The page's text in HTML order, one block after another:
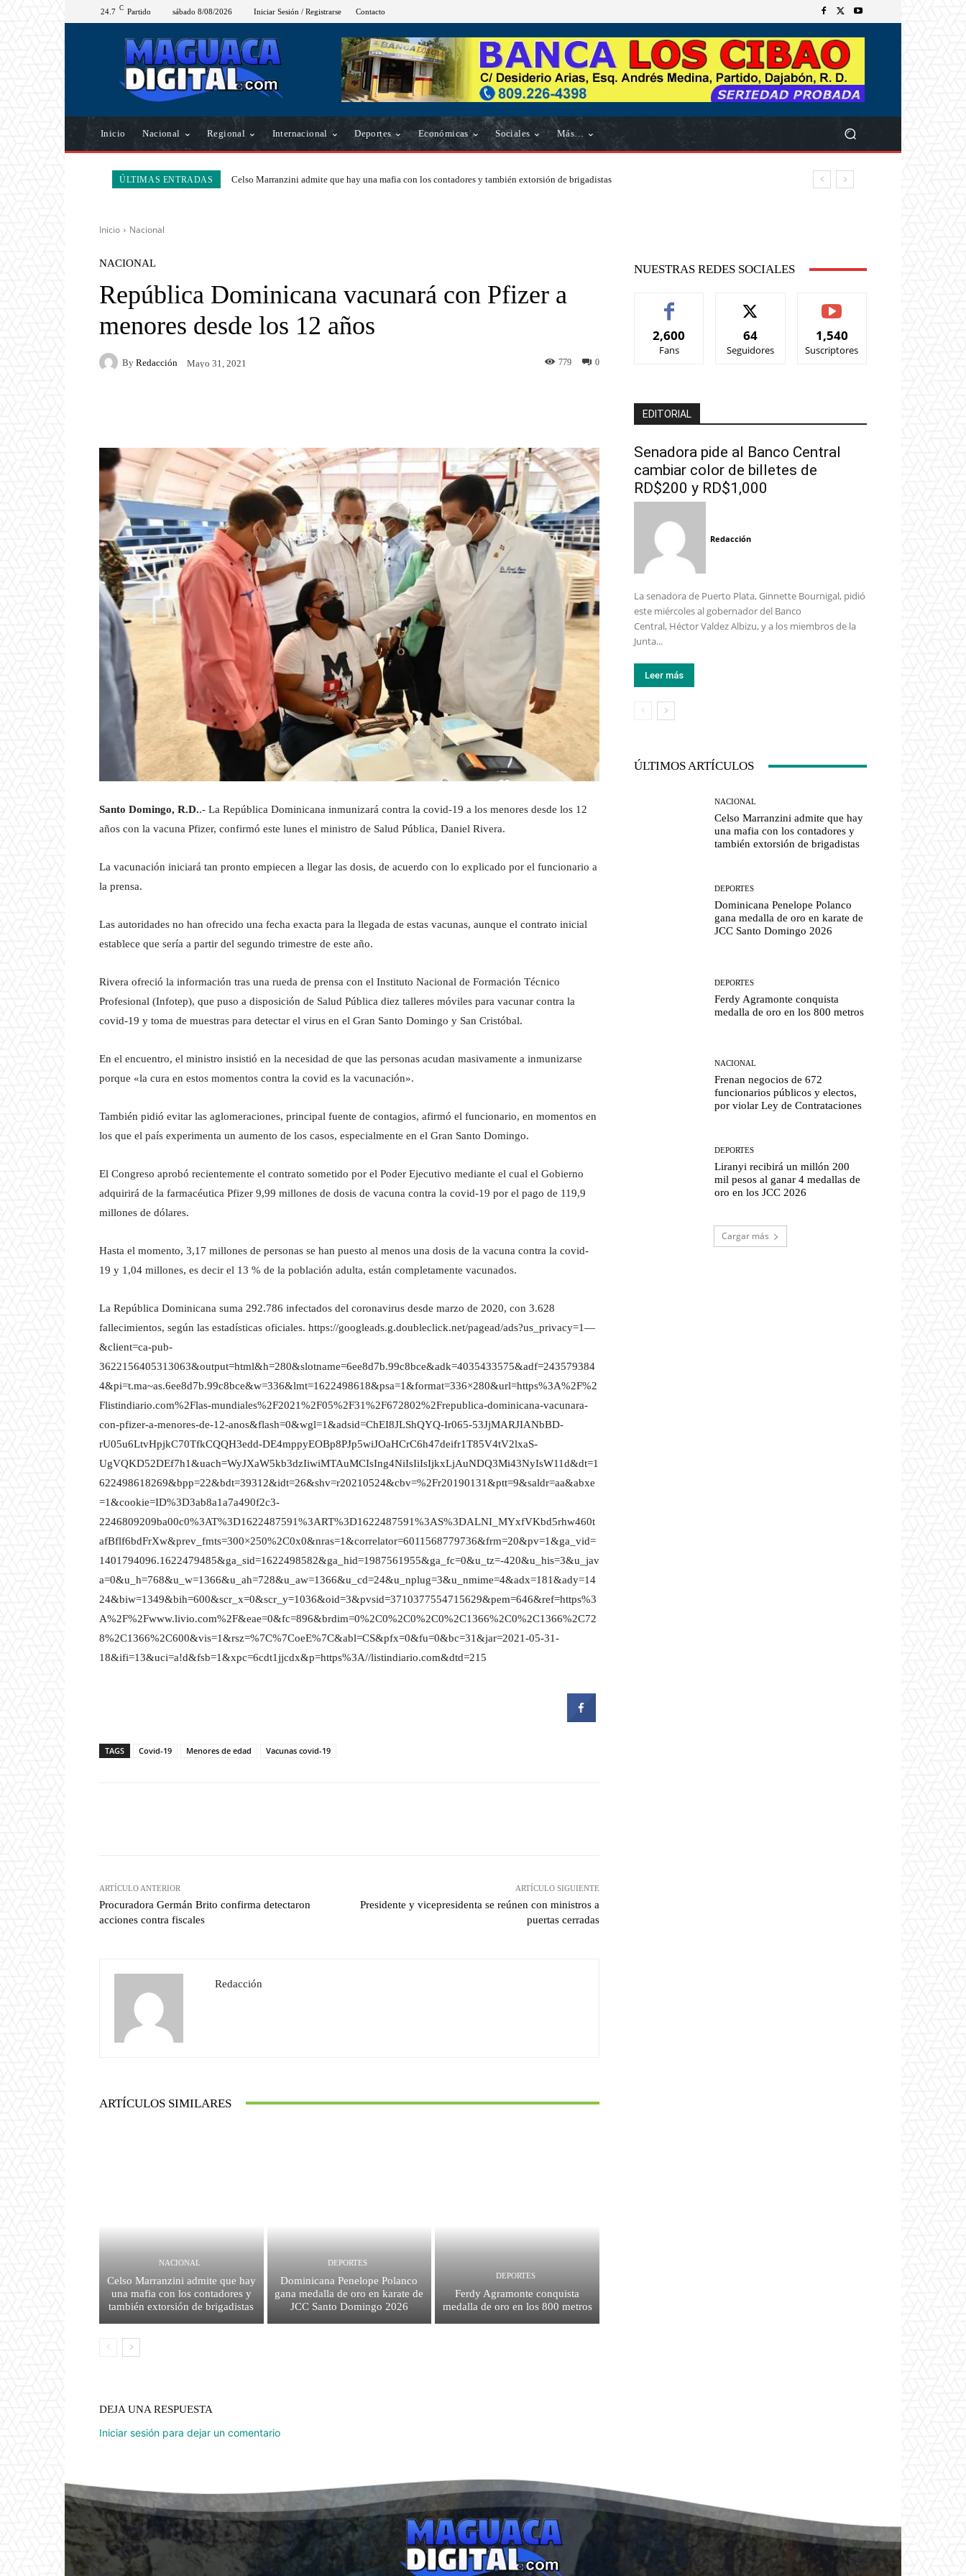
24.7 C Partido sábado 8/08/2026 Iniciar Sesión / Registrarse Contacto
Inicio Nacional Regional Internacional Deportes Económicas Sociales Más…
ÚLTIMAS ENTRADAS Celso Marranzini admite que hay una mafia con los contadores y también extorsión de brigadistas
Inicio Nacional
NACIONAL
República Dominicana vacunará con Pfizer a
menores desde los 12 años
By Redacción Mayo 31, 2021 0
779
Santo Domingo, R.D..- La República Dominicana inmunizará contra la covid-19 a los menores desde los 12
años con la vacuna Pfizer, confirmó este lunes el ministro de Salud Pública, Daniel Rivera.
La vacunación iniciará tan pronto empiecen a llegar las dosis, de acuerdo con lo explicado por el funcionario a
la prensa.
Las autoridades no han ofrecido una fecha exacta para la llegada de estas vacunas, aunque el contrato inicial
establece que sería a partir del segundo trimestre de este año.
Rivera ofreció la información tras una rueda de prensa con el Instituto Nacional de Formación Técnico
Profesional (Infotep), que puso a disposición de Salud Pública diez talleres móviles para vacunar contra la
covid-19 y toma de muestras para detectar el virus en el Gran Santo Domingo y San Cristóbal.
En el encuentro, el ministro insistió en la necesidad de que las personas acudan masivamente a inmunizarse
porque «la cura en estos momentos contra la covid es la vacunación».
También pidió evitar las aglomeraciones, principal fuente de contagios, afirmó el funcionario, en momentos en
los que el país experimenta un aumento de los casos, especialmente en el Gran Santo Domingo.
El Congreso aprobó recientemente el contrato sometido por el Poder Ejecutivo mediante el cual el Gobierno
adquirirá de la farmacéutica Pfizer 9,99 millones de dosis de vacuna contra la covid-19 por el pago de 119,9
millones de dólares.
Hasta el momento, 3,17 millones de personas se han puesto al menos una dosis de la vacuna contra la covid-
19 y 1,04 millones, es decir el 13 % de la población adulta, están completamente vacunados.
La República Dominicana suma 292.786 infectados del coronavirus desde marzo de 2020, con 3.628
fallecimientos, según las estadísticas oficiales. https://googleads.g.doubleclick.net/pagead/ads?us_privacy=1—
&client=ca-pub-
3622156405313063&output=html&h=280&slotname=6ee8d7b.99c8bce&adk=4035433575&adf=243579384
4&pi=t.ma~as.6ee8d7b.99c8bce&w=336&lmt=1622498618&psa=1&format=336×280&url=https%3A%2F%2
Flistindiario.com%2Flas-mundiales%2F2021%2F05%2F31%2F672802%2Frepublica-dominicana-vacunara-
con-pfizer-a-menores-de-12-anos&flash=0&wgl=1&adsid=ChEI8JLShQYQ-Ir065-53JjMARJIANbBD-
rU05u6LtvHpjkC70TfkCQQH3edd-DE4mppyEOBp8PJp5wiJOaHCrC6h47deifr1T85V4tV2lxaS-
UgVQKD52DEf7h1&uach=WyJXaW5kb3dzIiwiMTAuMCIsIng4NiIsIiIsIjkxLjAuNDQ3Mi43NyIsW11d&dt=1
622498618269&bpp=22&bdt=39312&idt=26&shv=r20210524&cbv=%2Fr20190131&ptt=9&saldr=aa&abxe
=1&cookie=ID%3D3ab8a1a7a490f2c3-
2246809209ba00c0%3AT%3D1622487591%3ART%3D1622487591%3AS%3DALNI_MYxfVKbd5rhw460t
afBflf6bdFrXw&prev_fmts=300×250%2C0x0&nras=1&correlator=6011568779736&frm=20&pv=1&ga_vid=
1401794096.1622479485&ga_sid=1622498582&ga_hid=1987561955&ga_fc=0&u_tz=-420&u_his=3&u_jav
a=0&u_h=768&u_w=1366&u_ah=728&u_aw=1366&u_cd=24&u_nplug=3&u_nmime=4&adx=181&ady=14
24&biw=1349&bih=600&scr_x=0&scr_y=1036&oid=3&pvsid=3710377554715629&pem=646&ref=https%3
A%2F%2Fwww.livio.com%2F&eae=0&fc=896&brdim=0%2C0%2C0%2C0%2C1366%2C0%2C1366%2C72
8%2C1366%2C600&vis=1&rsz=%7C%7CoeE%7C&abl=CS&pfx=0&fu=0&bc=31&jar=2021-05-31-
18&ifi=13&uci=a!d&fsb=1&xpc=6cdt1jjcdx&p=https%3A//listindiario.com&dtd=215
TAGS Covid-19 Menores de edad Vacunas covid-19
ARTÍCULO ANTERIOR
Procuradora Germán Brito confirma detectaron
acciones contra fiscales
ARTÍCULO SIGUIENTE
Presidente y vicepresidenta se reúnen con ministros a
puertas cerradas
Redacción
ARTÍCULOS SIMILARES
NACIONAL
Celso Marranzini admite que hay
una mafia con los contadores y
también extorsión de brigadistas
DEPORTES
Dominicana Penelope Polanco
gana medalla de oro en karate de
JCC Santo Domingo 2026
DEPORTES
Ferdy Agramonte conquista
medalla de oro en los 800 metros
DEJA UNA RESPUESTA
Iniciar sesión para dejar un comentario
NUESTRAS REDES SOCIALES
2,600
Fans
64
Seguidores
1,540
Suscriptores
EDITORIAL
Senadora pide al Banco Central
cambiar color de billetes de
RD$200 y RD$1,000
Redacción
La senadora de Puerto Plata, Ginnette Bournigal, pidió
este miércoles al gobernador del Banco
Central, Héctor Valdez Albizu, y a los miembros de la
Junta...
Leer más
ÚLTIMOS ARTÍCULOS
NACIONAL
Celso Marranzini admite que hay
una mafia con los contadores y
también extorsión de brigadistas
DEPORTES
Dominicana Penelope Polanco
gana medalla de oro en karate de
JCC Santo Domingo 2026
DEPORTES
Ferdy Agramonte conquista
medalla de oro en los 800 metros
NACIONAL
Frenan negocios de 672
funcionarios públicos y electos,
por violar Ley de Contrataciones
DEPORTES
Liranyi recibirá un millón 200
mil pesos al ganar 4 medallas de
oro en los JCC 2026
Cargar más